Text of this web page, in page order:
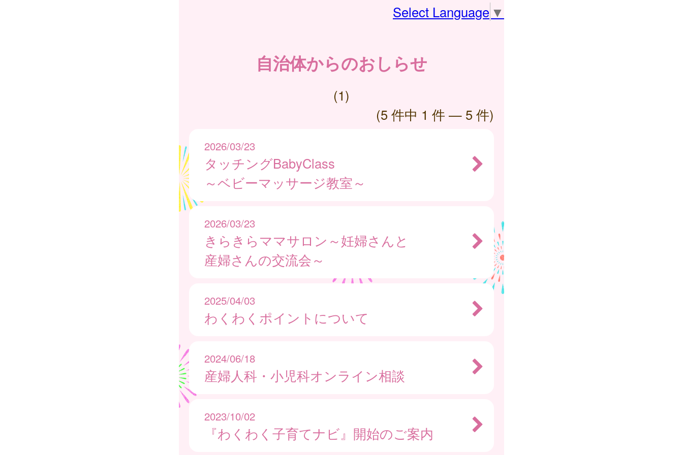
Select Language ▼
自治体からのおしらせ
(1)
(5 件中 1 件 — 5 件)
2026/03/23
タッチングBabyClass
～ベビーマッサージ教室～
2026/03/23
きらきらママサロン～妊婦さんと
産婦さんの交流会～
2025/04/03
わくわくポイントについて
2024/06/18
産婦人科・小児科オンライン相談
2023/10/02
『わくわく子育てナビ』開始のご案内